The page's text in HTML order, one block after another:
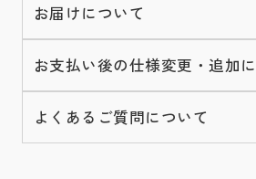
お届けについて
お支払い後の仕様変更・追加
よくあるご質問について